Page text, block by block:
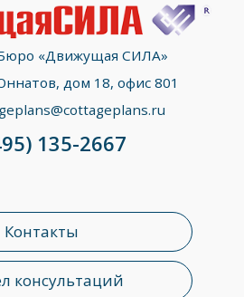
«Движущая СИЛА»
дом 18, офис 801
Контакты
консультаций
135-2667